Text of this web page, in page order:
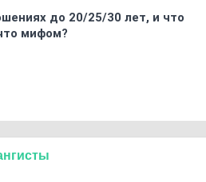
до 20/25/30 лет, и что
мифом?